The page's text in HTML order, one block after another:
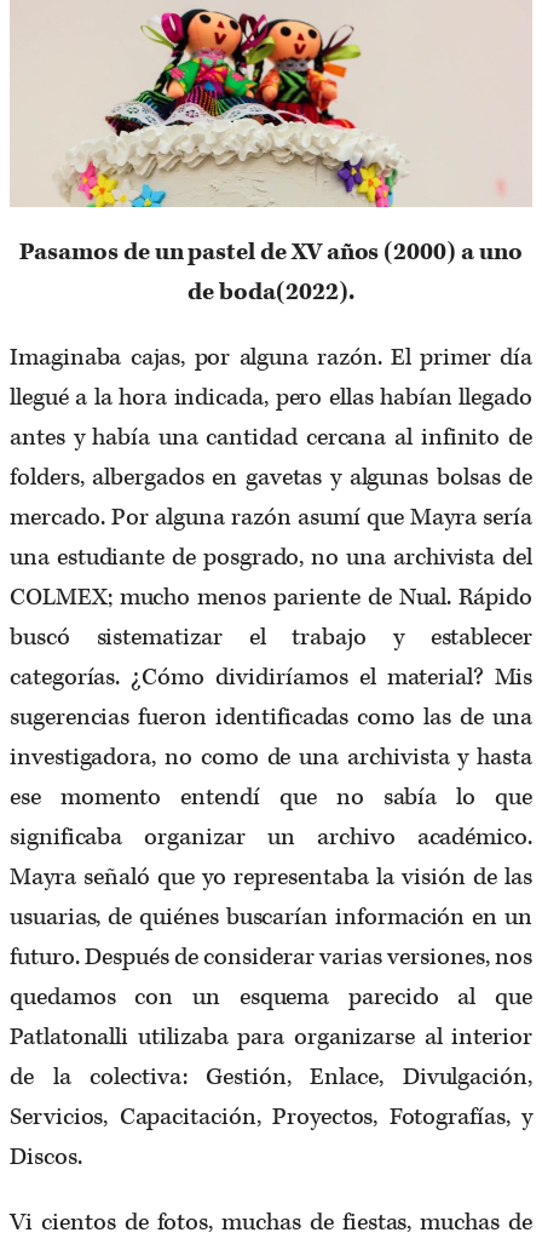
Pasamos de un pastel de XV años (2000) a uno
de boda(2022).
Imaginaba cajas, por alguna razón. El primer día
llegué a la hora indicada, pero ellas habían llegado
antes y había una cantidad cercana al infinito de
folders, albergados en gavetas y algunas bolsas de
mercado. Por alguna razón asumí que Mayra sería
una estudiante de posgrado, no una archivista del
COLMEX; mucho menos pariente de Nual. Rápido
buscó sistematizar el trabajo y establecer
categorías. ¿Cómo dividiríamos el material? Mis
sugerencias fueron identificadas como las de una
investigadora, no como de una archivista y hasta
ese momento entendí que no sabía lo que
significaba organizar un archivo académico.
Mayra señaló que yo representaba la visión de las
usuarias, de quiénes buscarían información en un
futuro. Después de considerar varias versiones, nos
quedamos con un esquema parecido al que
Patlatonalli utilizaba para organizarse al interior
de la colectiva: Gestión, Enlace, Divulgación,
Servicios, Capacitación, Proyectos, Fotografías, y
Discos.
Vi cientos de fotos, muchas de fiestas, muchas de